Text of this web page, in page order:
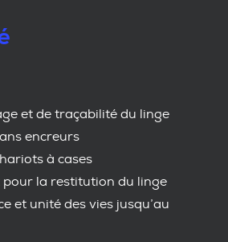
et de traçabilité du linge
encreurs
à cases
pour la restitution du linge
et unité des vies jusqu’au